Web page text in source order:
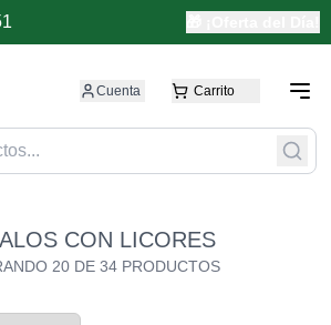
Cuenta Carrito
CON LICORES
20DE 34PRODUCTOS